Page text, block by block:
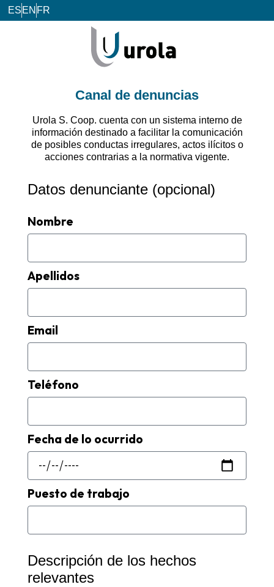
ES EN FR
Canal de denuncias
Urola S. Coop. cuenta con un sistema interno de
información destinado a facilitar la comunicación
de posibles conductas irregulares, actos ilícitos o
acciones contrarias a la normativa vigente.
Datos denunciante (opcional)
Nombre
Apellidos
Email
Teléfono
Fecha de lo ocurrido
Puesto de trabajo
Descripción de los hechos
relevantes